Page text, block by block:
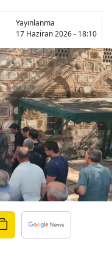
Yayınlanma
17 Haziran 2026 - 18:10